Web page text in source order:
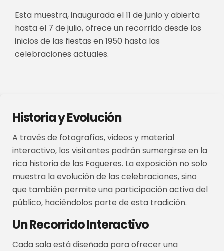
Esta muestra, inaugurada el 11 de junio y abierta
hasta el 7 de julio, ofrece un recorrido desde los
inicios de las fiestas en 1950 hasta las
celebraciones actuales.
Historia y Evolución
A través de fotografías, videos y material
interactivo, los visitantes podrán sumergirse en la
rica historia de las Fogueres. La exposición no solo
muestra la evolución de las celebraciones, sino
que también permite una participación activa del
público, haciéndolos parte de esta tradición.
Un Recorrido Interactivo
Cada sala está diseñada para ofrecer una